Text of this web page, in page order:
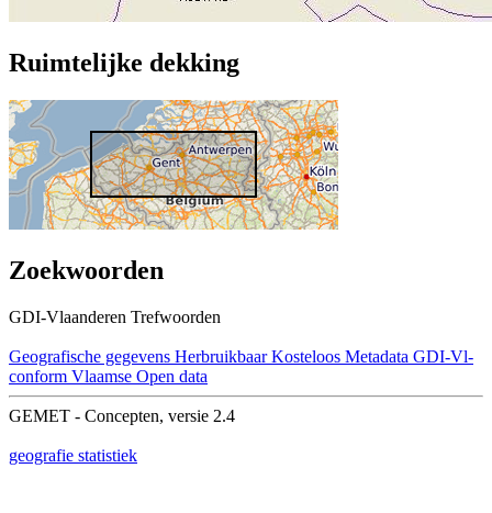
Ruimtelijke dekking
Zoekwoorden
GDI-Vlaanderen Trefwoorden
Geografische gegevens Herbruikbaar Kosteloos Metadata GDI-Vl-
conform Vlaamse Open data
GEMET - Concepten, versie 2.4
geografie statistiek